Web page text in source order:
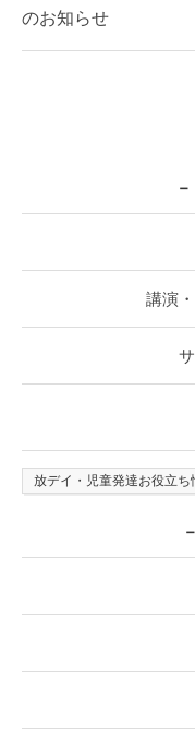
のお知らせ
講演
放デイ・児童発達お役立ち